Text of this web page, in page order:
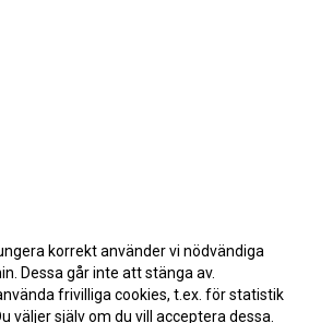
korrekt använder vi nödvändiga
Dessa går inte att stänga av.
frivilliga cookies, t.ex. för statistik
väljer själv om du vill acceptera dessa.